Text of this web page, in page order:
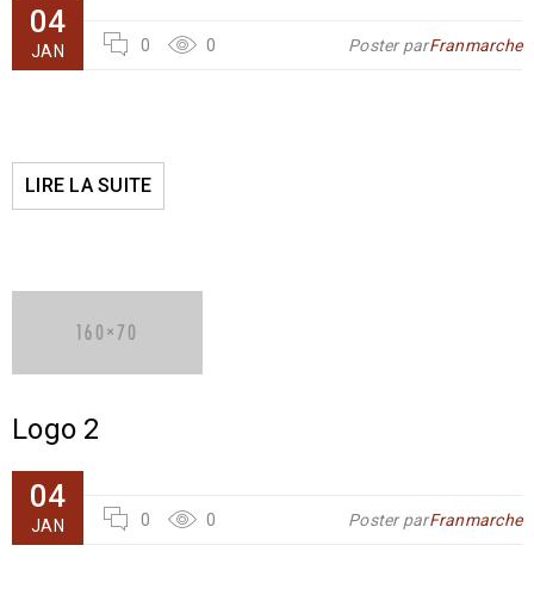
04
JAN 0 0 Poster parFranmarche
LIRE LA SUITE
Logo 2
04
JAN 0 0 Poster parFranmarche